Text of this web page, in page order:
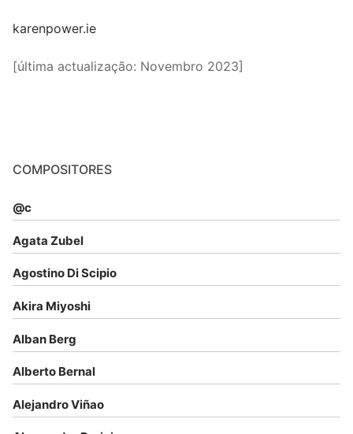
karenpower.ie
[última actualização: Novembro 2023]
COMPOSITORES
@c
Agata Zubel
Agostino Di Scipio
Akira Miyoshi
Alban Berg
Alberto Bernal
Alejandro Viñao